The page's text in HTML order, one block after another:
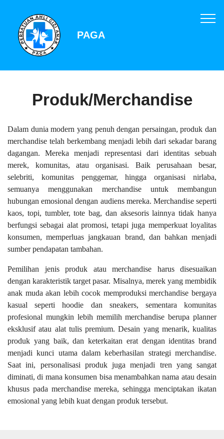
PAGA
Produk/Merchandise
Dalam dunia modern yang penuh dengan persaingan, produk dan
merchandise telah berkembang menjadi lebih dari sekadar barang
dagangan. Mereka menjadi representasi dari identitas sebuah
merek, komunitas, atau organisasi. Baik perusahaan besar,
selebriti, komunitas penggemar, hingga organisasi nirlaba,
semuanya menggunakan merchandise untuk membangun
hubungan emosional dengan audiens mereka. Merchandise seperti
kaos, topi, tumbler, tote bag, dan aksesoris lainnya tidak hanya
berfungsi sebagai alat promosi, tetapi juga memperkuat loyalitas
konsumen, memperluas jangkauan brand, dan bahkan menjadi
sumber pendapatan tambahan.
Pemilihan jenis produk atau merchandise harus disesuaikan
dengan karakteristik target pasar. Misalnya, merek yang membidik
anak muda akan lebih cocok memproduksi merchandise bergaya
kasual seperti hoodie dan sneakers, sementara komunitas
profesional mungkin lebih memilih merchandise berupa planner
eksklusif atau alat tulis premium. Desain yang menarik, kualitas
produk yang baik, dan keterkaitan erat dengan identitas brand
menjadi kunci utama dalam keberhasilan strategi merchandise.
Saat ini, personalisasi produk juga menjadi tren yang sangat
diminati, di mana konsumen bisa menambahkan nama atau desain
khusus pada merchandise mereka, sehingga menciptakan ikatan
emosional yang lebih kuat dengan produk tersebut.